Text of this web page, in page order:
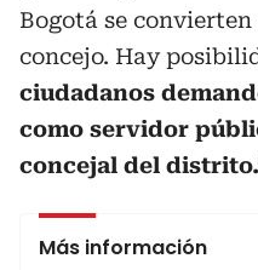
Bogotá se
concejo. Hay
ciudadanos
como servidor
concejal del
Más información